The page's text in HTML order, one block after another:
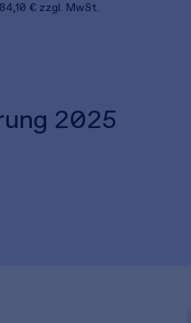
84,10 € zzgl. MwSt.
2025